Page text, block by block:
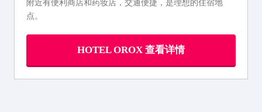
附近有便利商店和药妆店，交通便捷，是理想的住宿地
点。
HOTEL OROX 查看详情